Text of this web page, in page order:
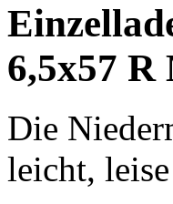
6,5x57 R
Die
leicht,